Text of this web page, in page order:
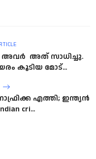
അവർ അത് സാധിച്ചു.
കൂടിയ മോട്...
എത്തി; ഇന്ത്യൻ
cri...